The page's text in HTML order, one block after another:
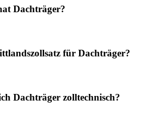
Dachträger?
für Dachträger?
Dachträger zolltechnisch?